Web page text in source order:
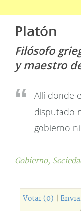
Platón
Filósofo
y maestro
Allí donde
disputado
gobierno
Gobierno,
Votar (0)